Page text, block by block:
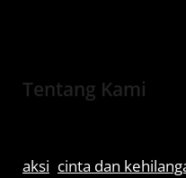
Tentang Kami
aksi cinta dan